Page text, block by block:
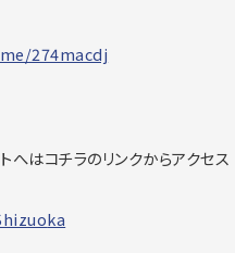
274macdj
へはコチラのリンクからアクセス
ka